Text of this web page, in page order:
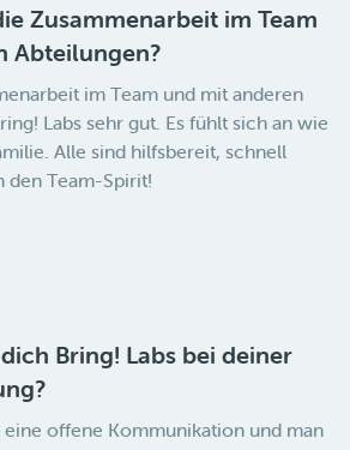
Zusammenarbeit im Team
Abteilungen?
im Team und mit anderen
Labs sehr gut. Es fühlt sich an wie
Alle sind hilfsbereit, schnell
den Team-Spirit!
Bring! Labs bei deiner
offene Kommunikation und man